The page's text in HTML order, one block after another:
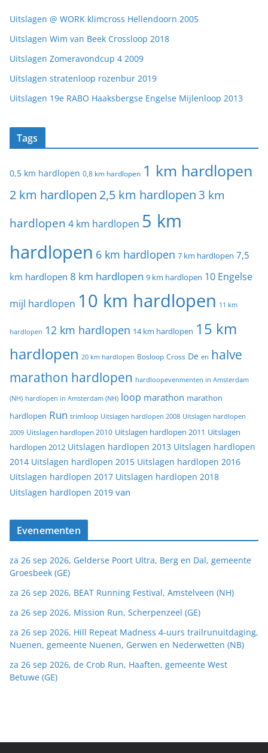
Uitslagen @ WORK klimcross Hellendoorn 2005
Uitslagen Wim van Beek Crossloop 2018
Uitslagen Zomeravondcup 4 2009
Uitslagen stratenloop rozenbur 2019
Uitslagen 19e RABO Haaksbergse Engelse Mijlenloop 2013
Tags
0,5 km hardlopen 0,8 km hardlopen 1 km hardlopen
2 km hardlopen 2,5 km hardlopen 3 km
hardlopen 4 km hardlopen 5 km
hardlopen 6 km hardlopen 7 km hardlopen 7,5
km hardlopen 8 km hardlopen 9 km hardlopen 10 Engelse
mijl hardlopen 10 km hardlopen 11 km
hardlopen 12 km hardlopen 14 km hardlopen 15 km
hardlopen 20 km hardlopen Bosloop Cross De en halve
marathon hardlopen hardloopevenmenten in Amsterdam
(NH) hardlopen in Amsterdam (NH) loop marathon marathon
hardlopen Run trimloop Uitslagen hardlopen 2008 Uitslagen hardlopen
2009 Uitslagen hardlopen 2010 Uitslagen hardlopen 2011 Uitslagen
hardlopen 2012 Uitslagen hardlopen 2013 Uitslagen hardlopen
2014 Uitslagen hardlopen 2015 Uitslagen hardlopen 2016
Uitslagen hardlopen 2017 Uitslagen hardlopen 2018
Uitslagen hardlopen 2019 van
Evenementen
za 26 sep 2026, Gelderse Poort Ultra, Berg en Dal, gemeente
Groesbeek (GE)
za 26 sep 2026, BEAT Running Festival, Amstelveen (NH)
za 26 sep 2026, Mission Run, Scherpenzeel (GE)
za 26 sep 2026, Hill Repeat Madness 4-uurs trailrunuitdaging,
Nuenen, gemeente Nuenen, Gerwen en Nederwetten (NB)
za 26 sep 2026, de Crob Run, Haaften, gemeente West
Betuwe (GE)